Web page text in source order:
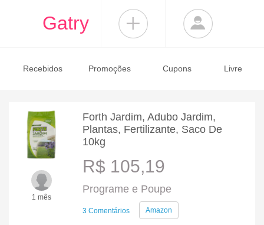
Gatry
Recebidos Promoções Cupons Livre
1 mês
Forth Jardim, Adubo Jardim,
Plantas, Fertilizante, Saco De
10kg
R$ 105,19
Programe e Poupe
3 Comentários Amazon